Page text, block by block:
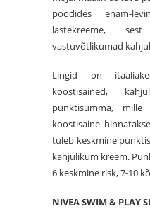
poodides enam-
lastekreeme,
vastuvõtlikumad
Lingid on
koostisained,
punktisumma,
koostisaine
tuleb keskmine
kahjulikum kreem.
6 keskmine risk, 7-10
NIVEA SWIM & PLAY